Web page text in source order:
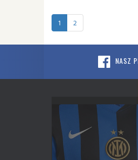
1 2
NASZ